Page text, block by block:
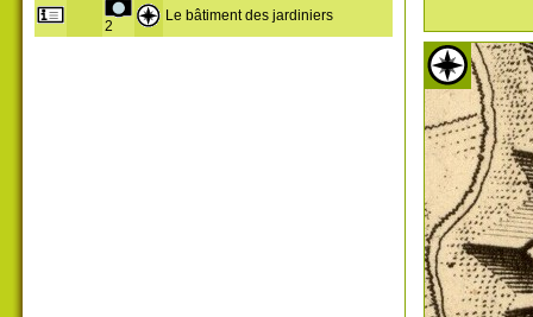
2
Le bâtiment des jardiniers